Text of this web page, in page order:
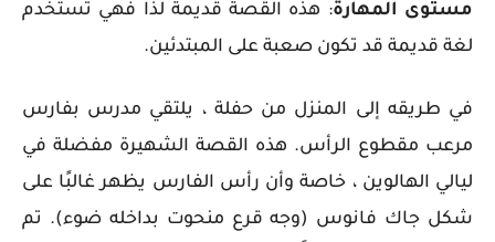
مستوى المهارة: هذه القصة قديمة لذا فهي تستخدم
لغة قديمة قد تكون صعبة على المبتدئين.
في طريقه إلى المنزل من حفلة ، يلتقي مدرس بفارس
مرعب مقطوع الرأس. هذه القصة الشهيرة مفضلة في
ليالي الهالوين ، خاصة وأن رأس الفارس يظهر غالبًا على
شكل جاك فانوس (وجه قرع منحوت بداخله ضوء). تم